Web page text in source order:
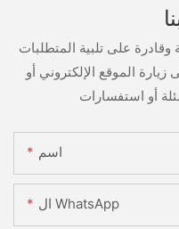
على تلبية المتطلبات
الموقع الإلكتروني أو
اسم
ال WhatsApp